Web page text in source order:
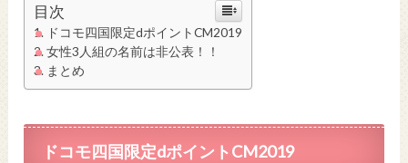
目次
ドコモ四国限定dポイントCM2019
女性3人組の名前は非公表！！
まとめ
ドコモ四国限定dポイントCM2019